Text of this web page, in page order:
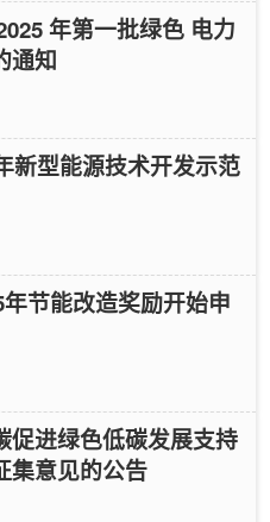
年第一批绿色 电力
通知
新型能源技术开发示范
节能改造奖励开始申
促进绿色低碳发展支持
集意见的公告